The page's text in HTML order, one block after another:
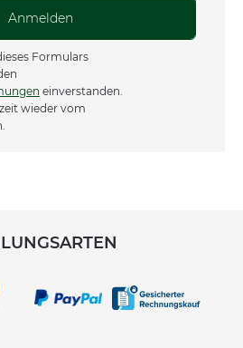
Anmelden
Formulars
einverstanden.
wieder vom